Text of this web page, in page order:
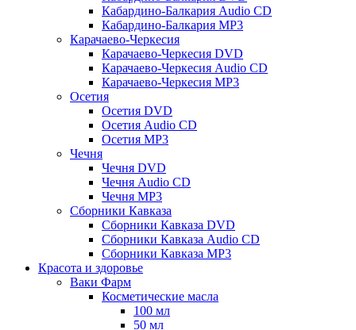
Кабардино-Балкария Audio CD
Кабардино-Балкария MP3
Карачаево-Черкесия
Карачаево-Черкесия DVD
Карачаево-Черкесия Audio CD
Карачаево-Черкесия MP3
Осетия
Осетия DVD
Осетия Audio CD
Осетия MP3
Чечня
Чечня DVD
Чечня Audio CD
Чечня MP3
Сборники Кавказа
Сборники Кавказа DVD
Сборники Кавказа Audio CD
Сборники Кавказа MP3
Красота и здоровье
Ваки Фарм
Косметические масла
100 мл
50 мл